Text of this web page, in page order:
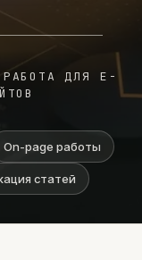
РАБОТА ДЛЯ E-
On-page работы
статей